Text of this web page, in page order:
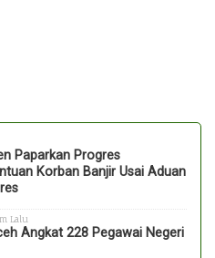
Paparkan Progres
Korban Banjir Usai Aduan
Lalu
Angkat 228 Pegawai Negeri